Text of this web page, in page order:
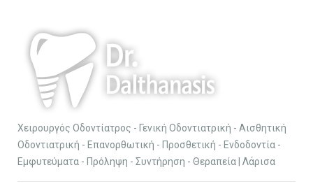
Χειρουργός Οδοντίατρος - Γενική Οδοντιατρική - Αισθητική
Οδοντιατρική - Επανορθωτική - Προσθετική - Ενδοδοντία -
Εμφυτεύματα - Πρόληψη - Συντήρηση - Θεραπεία | Λάρισα